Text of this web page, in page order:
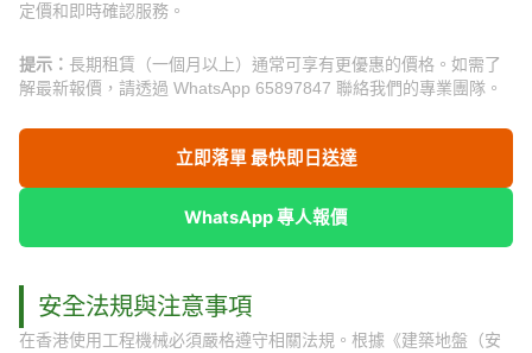
定價和即時確認服務。
提示： 長期租賃（一個月以上）通常可享有更優惠的價格。如需了
解最新報價，請透過 WhatsApp 65897847 聯絡我們的專業團隊。
立即落單 最快即日送達
WhatsApp 專人報價
安全法規與注意事項
在香港使用工程機械必須嚴格遵守相關法規。根據《建築地盤（安